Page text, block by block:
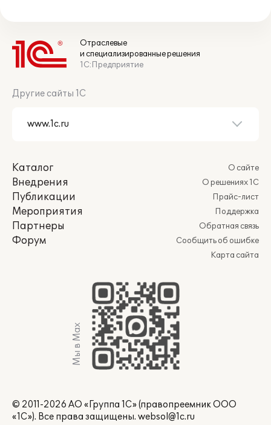
Отраслевые
и специализированные решения
1С:Предприятие
Другие сайты 1С
Каталог
Внедрения
Публикации
Мероприятия
Партнеры
Форум
О сайте
О решениях 1С
Прайс-лист
Поддержка
Обратная связь
Сообщить об ошибке
Карта сайта
Мы в Max
© 2011-2026 АО «Группа 1С» (правопреемник ООО
«1С»). Все права защищены. websol@1c.ru